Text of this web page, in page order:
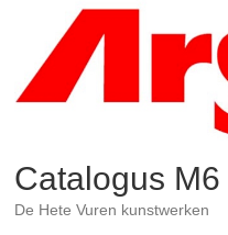
inhoud
Catalogus
De Hete Vuren kunstwerken